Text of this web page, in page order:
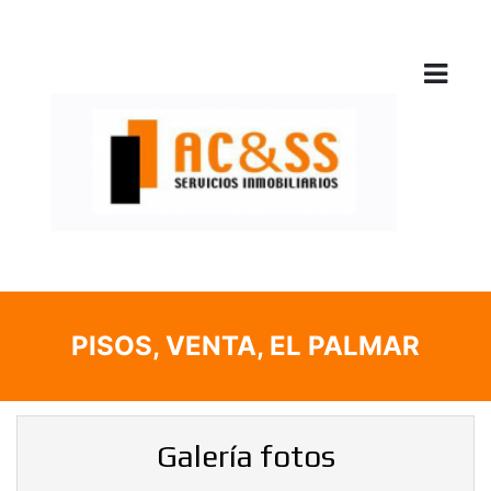
PISOS, VENTA, EL PALMAR
Galería fotos